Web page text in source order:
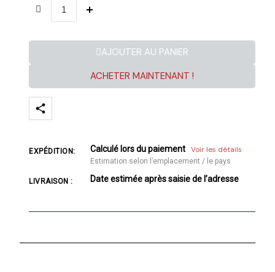
AJOUTER AU PANIER
ACHETER MAINTENANT !
EXPÉDITION: Calculé lors du paiement Voir les détails
Estimation selon l’emplacement / le pays
LIVRAISON : Date estimée après saisie de l’adresse